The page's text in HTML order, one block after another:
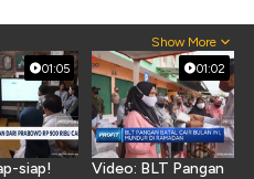
Show More
01:05
siap!
01:02
Video: BLT Pangan